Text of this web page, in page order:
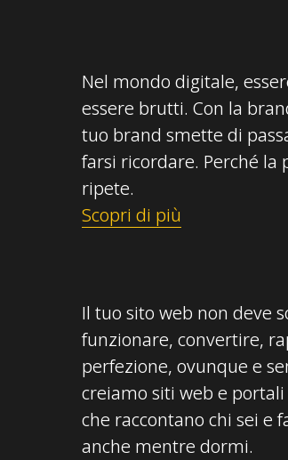
Nel mondo digitale,
essere brutti. Con la
tuo brand smette di
farsi ricordare. Perché la
ripete.
Scopri di più
Il tuo sito web non deve
funzionare, convertire,
perfezione, ovunque e
creiamo siti web e
che raccontano chi sei e
anche mentre dormi.